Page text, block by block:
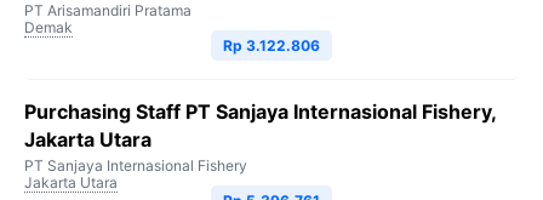
PT Arisamandiri Pratama
Demak
Rp 3.122.806
Purchasing Staff PT Sanjaya Internasional Fishery,
Jakarta Utara
PT Sanjaya Internasional Fishery
Jakarta Utara